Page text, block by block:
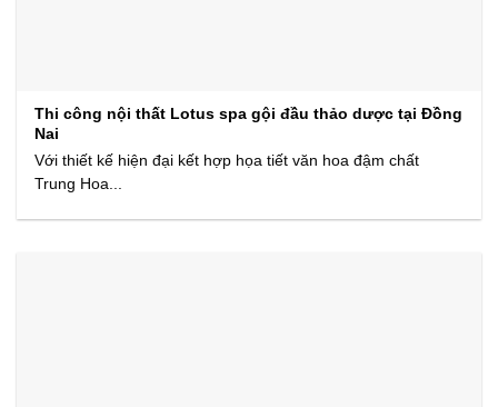
Thi công nội thất Lotus spa gội đầu thảo dược tại Đồng
Nai
Với thiết kế hiện đại kết hợp họa tiết văn hoa đậm chất
Trung Hoa...